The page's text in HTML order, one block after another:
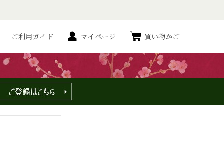
ご利用ガイド マイページ 買い物かご